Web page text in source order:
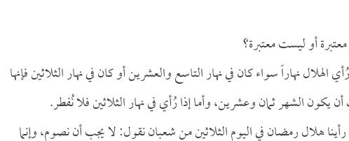
أو ليست معتبرة؟
الهلال نهاراً سواء كان في نهار التاسع والعشرين أو كان في نهار الثلاثين فإنها
أن يكون الشهر ثمان وعشرين، وأما إذا رُأي في نهار الثلاثين فلا نُفطر.
هلال رمضان في اليوم الثلاثين من شعبان نقول: لا يجب أن نصوم، وإنما